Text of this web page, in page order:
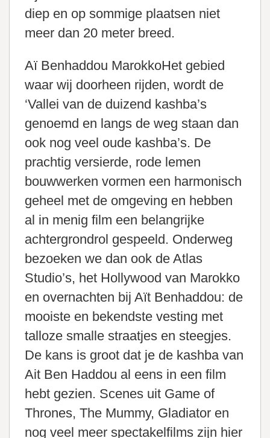
diep en op sommige plaatsen niet
meer dan 20 meter breed.
Aï Benhaddou MarokkoHet gebied
waar wij doorheen rijden, wordt de
‘Vallei van de duizend kashba’s
genoemd en langs de weg staan dan
ook nog veel oude kashba’s. De
prachtig versierde, rode lemen
bouwwerken vormen een harmonisch
geheel met de omgeving en hebben
al in menig film een belangrijke
achtergrondrol gespeeld. Onderweg
bezoeken we dan ook de Atlas
Studio’s, het Hollywood van Marokko
en overnachten bij Aït Benhaddou: de
mooiste en bekendste vesting met
talloze smalle straatjes en steegjes.
De kans is groot dat je de kashba van
Ait Ben Haddou al eens in een film
hebt gezien. Scenes uit Game of
Thrones, The Mummy, Gladiator en
nog veel meer spectakelfilms zijn hier